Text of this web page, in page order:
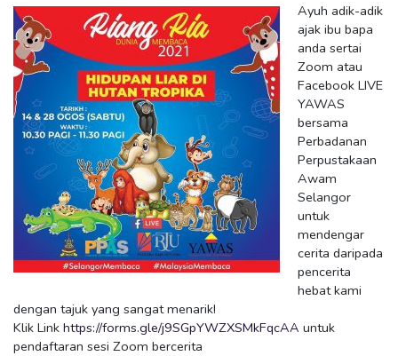
Ayuh adik-adik
ajak ibu bapa
anda sertai
Zoom atau
Facebook LIVE
YAWAS
bersama
Perbadanan
Perpustakaan
Awam
Selangor
untuk
mendengar
cerita daripada
pencerita
hebat kami
dengan tajuk yang sangat menarik!
Klik Link https://forms.gle/j9SGpYWZXSMkFqcAA untuk
pendaftaran sesi Zoom bercerita